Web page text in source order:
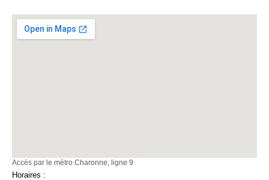
Accès par le métro Charonne, ligne 9
Horaires :